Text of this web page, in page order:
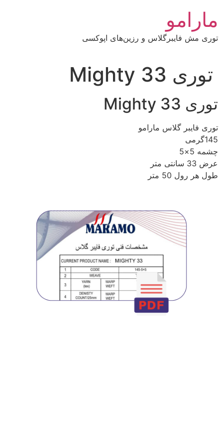
محتوا
مارامو
توری مش فایبرگلاس و رزین‌های اپوکسی
توری Mighty 33
توری Mighty 33
توری فایبر گلاس مارامو
145گرمی
چشمه 5×5
عرض 33 سانتی متر
طول هر رول 50 متر